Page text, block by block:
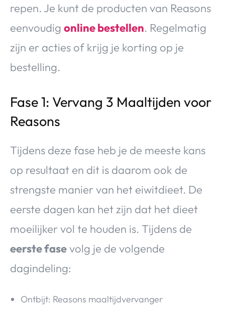
repen. Je kunt de producten van Reasons
eenvoudig online bestellen. Regelmatig
zijn er acties of krijg je korting op je
bestelling.
Fase 1: Vervang 3 Maaltijden voor
Reasons
Tijdens deze fase heb je de meeste kans
op resultaat en dit is daarom ook de
strengste manier van het eiwitdieet. De
eerste dagen kan het zijn dat het dieet
moeilijker vol te houden is. Tijdens de
eerste fasevolg je de volgende
dagindeling:
Ontbijt: Reasons maaltijdvervanger